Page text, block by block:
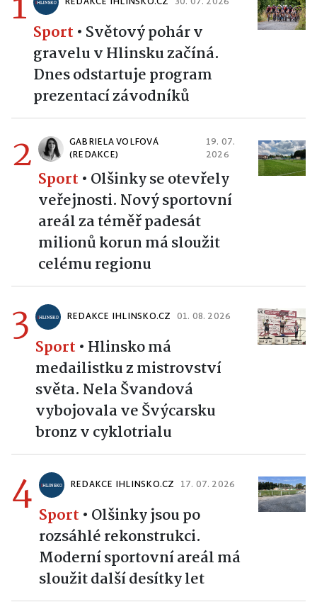
Sport • Světový pohár v
gravelu v Hlinsku začíná.
Dnes odstartuje program
prezentací závodníků
2
GABRIELA VOLFOVÁ
(REDAKCE)
19. 07.
2026
Sport • Olšinky se otevřely
veřejnosti. Nový sportovní
areál za téměř padesát
milionů korun má sloužit
celému regionu
3 REDAKCE IHLINSKO.CZ 01. 08. 2026
Sport • Hlinsko má
medailistku z mistrovství
světa. Nela Švandová
vybojovala ve Švýcarsku
bronz v cyklotrialu
4 REDAKCE IHLINSKO.CZ 17. 07. 2026
Sport • Olšinky jsou po
rozsáhlé rekonstrukci.
Moderní sportovní areál má
sloužit další desítky let